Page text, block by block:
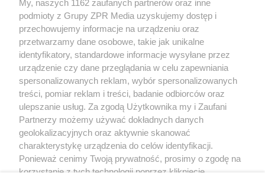
Żaden utwór zamieszczony w serwisie nie może być powielany i
rozpowszechniany lub dalej rozpowszechniany w jakikolwiek sposób (w tym
także elektroniczny lub mechaniczny) na jakimkolwiek polu eksploatacji w
jakiejkolwiek formie, włącznie z umieszczaniem w Internecie bez pisemnej
zgody właściciela praw. Jakiekolwiek użycie lub wykorzystanie utworów w
całości lub w części z naruszeniem prawa, tzn. bez właściwej zgody, jest
zabronione pod groźbą kary i może być ścigane prawnie.
My, naszych 1162 zaufanych partnerów oraz inne
podmioty z Grupy ZPR Media uzyskujemy dostęp i
przechowujemy informacje na urządzeniu oraz
przetwarzamy dane osobowe, takie jak unikalne
identyfikatory, standardowe informacje wysyłane przez
urządzenie czy dane przeglądania w celu zapewniania
spersonalizowanych reklam, wybór spersonalizowanych
treści, pomiar reklam i treści, badanie odbiorców oraz
ulepszanie usług. Za zgodą Użytkownika my i Zaufani
Partnerzy możemy używać dokładnych danych
geolokalizacyjnych oraz aktywnie skanować
charakterystykę urządzenia do celów identyfikacji.
Ponieważ cenimy Twoją prywatność, prosimy o zgodę na
korzystanie z tych technologii poprzez kliknięcie